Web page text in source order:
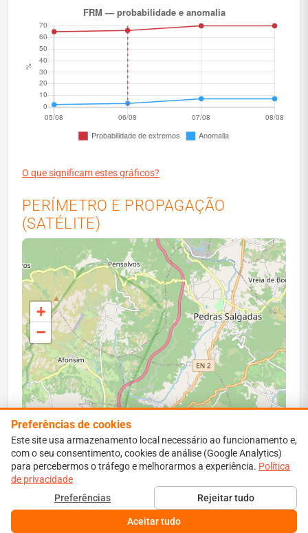
O que significam estes gráficos?
PERÍMETRO E PROPAGAÇÃO
(SATÉLITE)
+
−
Leaflet|Map data ©OpenStreetMapcontributors
Perímetro vermelho: área ardida estimada. Isócronas:
propagação simulada a 1–6 h.
Preferências de cookies
Este site usa armazenamento local necessário ao funcionamento e,
com o seu consentimento, cookies de análise (Google Analytics)
para percebermos o tráfego e melhorarmos a experiência. Política
de privacidade
Preferências
Rejeitar tudo
Aceitar tudo